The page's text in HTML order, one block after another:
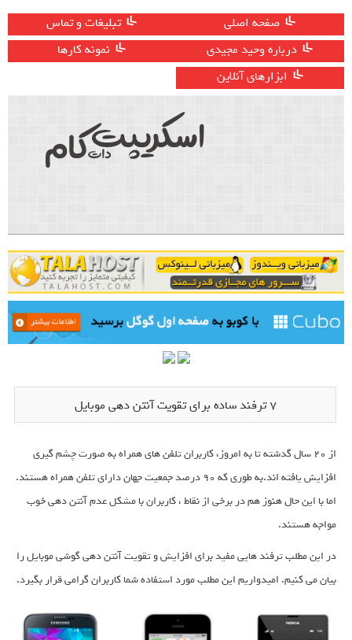
صفحه اصلی
تبلیغات و تماس
درباره وحید مجیدی
نمونه کارها
ابزارهای آنلاین
۷ ترفند ساده برای تقویت آنتن دهی موبایل
از ۲۰ سال گدشته تا به امروز، کاربران تلفن های همراه به صورت چشم گیری
افزایش یافته اند.به طوری که ۹۰ درصد جمعیت جهان دارای تلفن همراه هستند.
اما با این حال هنوز هم در برخی از نقاط ، کاربران با مشکل عدم آنتن دهی خوب
مواجه هستند.
در این مطلب ترفند هایی مفید برای افزایش و تقویت آنتن دهی گوشی موبایل را
بیان می کنیم. امیدواریم این مطلب مورد استفاده شما کاربران گرامی قرار بگیرد.